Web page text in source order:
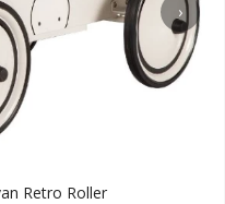
›
Retro Roller